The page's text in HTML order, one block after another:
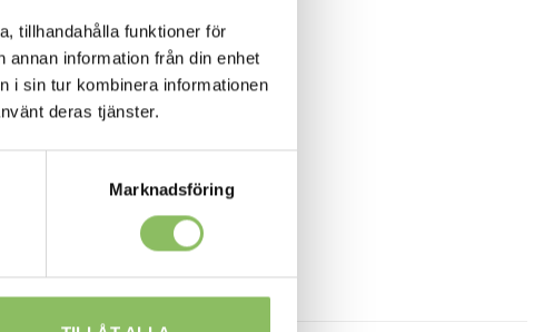
tillhandahålla funktioner för
information från din enhet
i sin tur kombinera informationen
deras tjänster.
Marknadsföring